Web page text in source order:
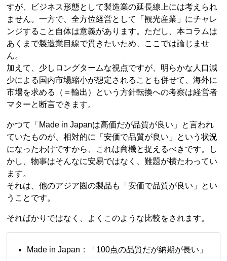
すが、ビジネス形態として製造業の延長線上には考えられ
ません。一方で、全方位経営として「観光産業」にチャレ
ンジすること自体は意義があります。ただし、本コラムは
あくまで製造業目線で貫きたいため、ここでは論じませ
ん。
加えて、少しロングタームな視点ですが、明らかな人口減
少による国内市場縮小が想定されることも併せて、海外に
市場を求める（＝輸出）という方針転換への考察は経営者
マターと断言できます。
かつて「Made in Japanは高価だが品質が良い」と言われ
ていたものが、相対的に「安価で品質が良い」という状況
になったわけですから、これは商機と捉えるべきです。し
かし、物事はそんなに安易ではなく、難題が横たわってい
ます。
それは、他のアジア圏の製品も「安価で品質が良い」とい
うことです。
そればかりではなく、よくこのような比較をされます。
Made in Japan：「100点の品質だが納期が長い」